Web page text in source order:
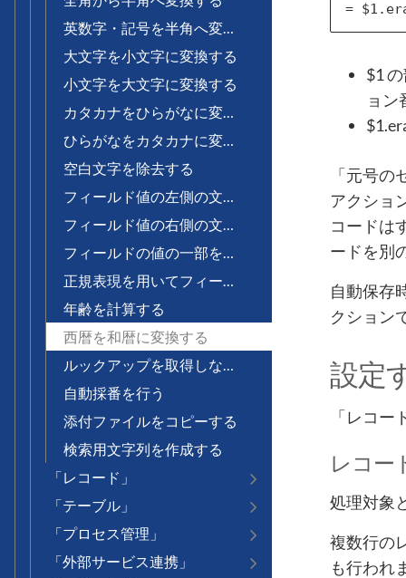
英数字・記号を半角へ変換する
大文字を小文字に変換する
小文字を大文字に変換する
カタカナをひらがなに変換する
ひらがなをカタカナに変換する
空白文字を除去する
フィールド値の左側の文字を取り出す
フィールド値の右側の文字を取り出す
フィールドの値の一部を文字列置換する
正規表現を用いてフィールドの値を置換する
年齢を計算する
西暦を和暦に変換する
ルックアップを取得しなおす
自動採番を行う
添付ファイルをコピーする
検索用文字列を作成する
「レコード」
「テーブル」
「プロセス管理」
「外部サービス連携」
$1
ョン
「元号
アクショ
コードは
ードを別
自動保存
クション
設定
「レコ
レコー
処理対象
複数行の
も行われ